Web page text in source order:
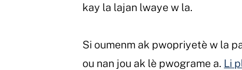
kay la lajan lwaye w la.
Si oumenm ak pwopriyetè w la
ou nan jou ak lè pwograme a. Li